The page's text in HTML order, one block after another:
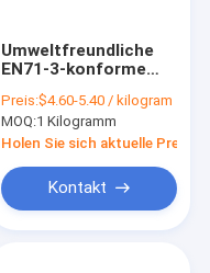
Umweltfreundliche
EN71-3-konforme
Lösungsmittelbasis
YT-03 CMYK-Tinte
für qualitativ
hochwertigen Druck
Preis:$4.60-5.40 / kilogram
MOQ:1 Kilogramm
Holen Sie sich aktuelle Preis
Kontakt